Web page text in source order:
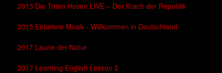
2013 Die Toten Hosen LIVE – Der Krach der Republik
2015 Entartete Musik - Willkommen in Deutschland
2017 Laune der Natur
2017 Learning English Lesson 2